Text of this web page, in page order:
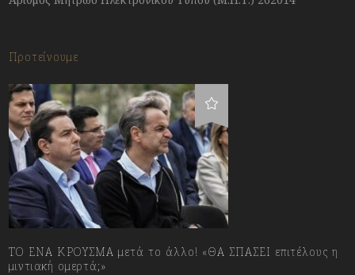
Προτείνουμε
ΤΟ ΕΝΑ ΚΡΟΥΣΜΑ μετά το άλλο! «ΘΑ ΣΠΑΣΕΙ επιτέλους η
μιντιακή ομερτά;»